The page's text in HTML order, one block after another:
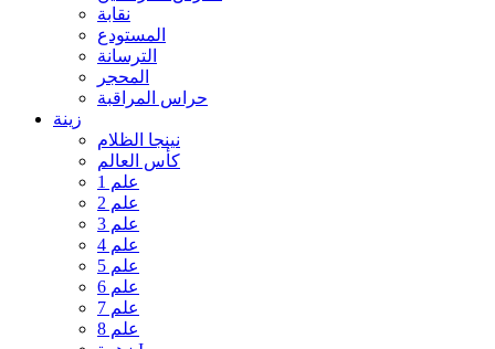
نقابة
المستودع
الترسانة
المحجر
حراس المراقبة
زينة
نينجا الظلام
كأس العالم
علم 1
علم 2
علم 3
علم 4
علم 5
علم 6
علم 7
علم 8